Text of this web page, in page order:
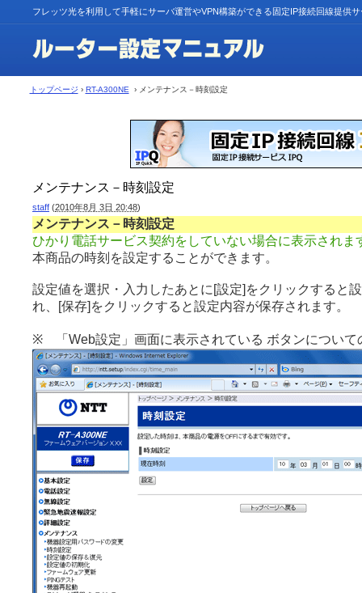
フレッツ光を利用して手軽にサーバ運営やVPN構築ができる固定IP接続回線提供
トップページ › RT-A300NE › メンテナンス－時刻設定
メンテナンス－時刻設定
staff (2010年8月 3日 20:48)
メンテナンス－時刻設定
ひかり電話サービス契約をしていない場合に表示されま
本商品の時刻を設定することができます。
設定値を選択・入力したあとに[設定]をクリックすると
れ、[保存]をクリックすると設定内容が保存されます。
※ 「Web設定」画面に表示されている ボタンについて